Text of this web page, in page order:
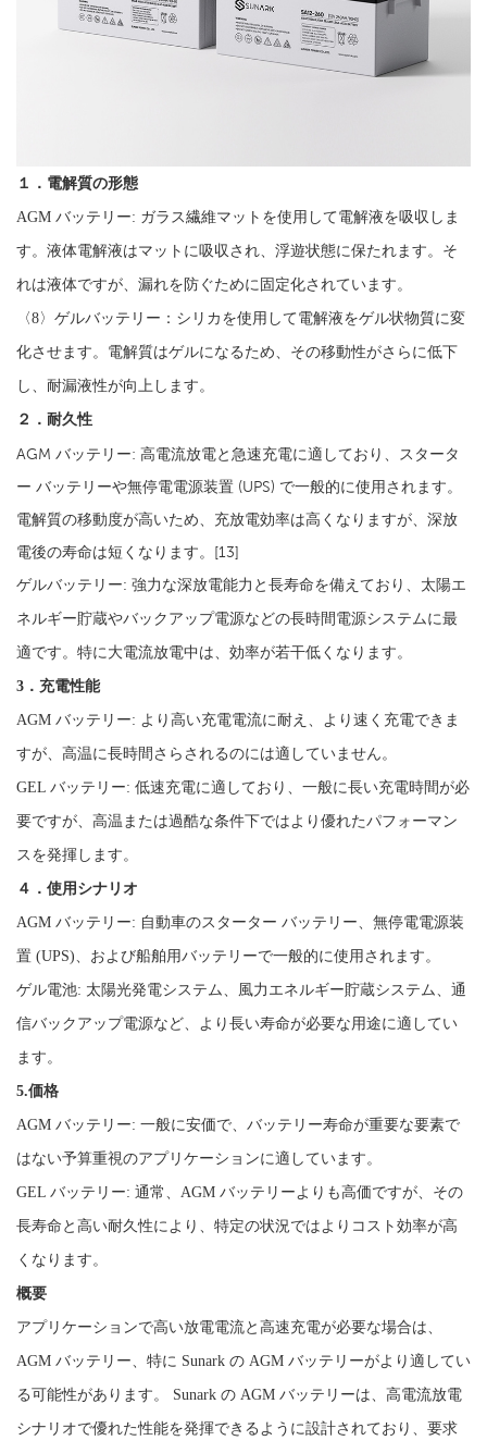
１．電解質の形態
AGM バッテリー: ガラス繊維マットを使用して電解液を吸収しま
す。液体電解液はマットに吸収され、浮遊状態に保たれます。そ
れは液体ですが、漏れを防ぐために固定化されています。
〈8〉ゲルバッテリー：シリカを使用して電解液をゲル状物質に変
化させます。電解質はゲルになるため、その移動性がさらに低下
し、耐漏液性が向上します。
２．耐久性
AGM バッテリー: 高電流放電と急速充電に適しており、スタータ
ー バッテリーや無停電電源装置 (UPS) で一般的に使用されます。
電解質の移動度が高いため、充放電効率は高くなりますが、深放
電後の寿命は短くなります。[13]
ゲルバッテリー: 強力な深放電能力と長寿命を備えており、太陽エ
ネルギー貯蔵やバックアップ電源などの長時間電源システムに最
適です。特に大電流放電中は、効率が若干低くなります。
3．充電性能
AGM バッテリー: より高い充電電流に耐え、より速く充電できま
すが、高温に長時間さらされるのには適していません。
GEL バッテリー: 低速充電に適しており、一般に長い充電時間が必
要ですが、高温または過酷な条件下ではより優れたパフォーマン
スを発揮します。
４．使用シナリオ
AGM バッテリー: 自動車のスターター バッテリー、無停電電源装
置 (UPS)、および船舶用バッテリーで一般的に使用されます。
ゲル電池: 太陽光発電システム、風力エネルギー貯蔵システム、通
信バックアップ電源など、より長い寿命が必要な用途に適してい
ます。
5.価格
AGM バッテリー: 一般に安価で、バッテリー寿命が重要な要素で
はない予算重視のアプリケーションに適しています。
GEL バッテリー: 通常、AGM バッテリーよりも高価ですが、その
長寿命と高い耐久性により、特定の状況ではよりコスト効率が高
くなります。
概要
アプリケーションで高い放電電流と高速充電が必要な場合は、
AGM バッテリー、特に Sunark の AGM バッテリーがより適してい
る可能性があります。 Sunark の AGM バッテリーは、高電流放電
シナリオで優れた性能を発揮できるように設計されており、要求